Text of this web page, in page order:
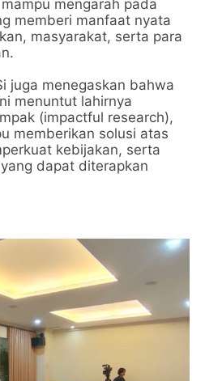
mengarah pada
memberi manfaat nyata
masyarakat, serta para
juga menegaskan bahwa
menuntut lahirnya
(impactful research),
memberikan solusi atas
kebijakan, serta
dapat diterapkan